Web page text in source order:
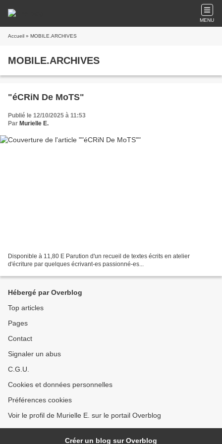
MENU
Accueil » MOBILE.ARCHIVES
MOBILE.ARCHIVES
"éCRiN De MoTS"
Publié le 12/10/2025 à 11:53
Par Murielle E.
Disponible à 11,80 E Parution d'un recueil de textes écrits en atelier
d'écriture par quelques écrivant-es passionné-es...
Hébergé par Overblog
Top articles
Pages
Contact
Signaler un abus
C.G.U.
Cookies et données personnelles
Préférences cookies
Voir le profil de Murielle E. sur le portail Overblog
Créer un blog sur Overblog